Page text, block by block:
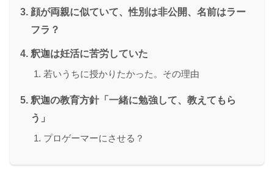
顔が両親に似ていて、性別は非公開、名前はラー
フラ？
釈迦は妊活に苦労していた
若いうちに授かりたかった。その理由
釈迦の教育方針「一緒に勉強して、教えてもら
う」
プロゲーマーにさせる？